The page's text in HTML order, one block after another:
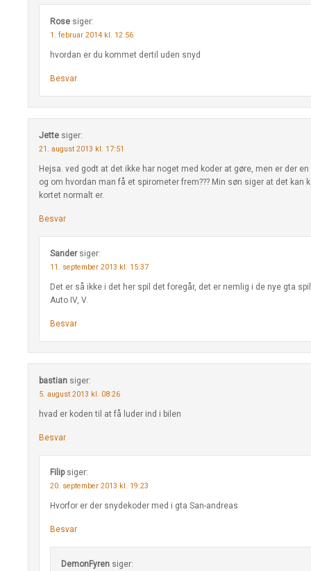
Rose siger:
1. februar 2014 kl. 12:56
hvordan er du kommet dertil uden snyd
Besvar
Jette siger:
21. august 2013 kl. 17:51
Hejsa. ved godt at det ikke har noget med koder at gøre, men er der
og om hvordan man få et spirometer frem??? Min søn siger at det kan
kortet normalt er.
Besvar
Sander siger:
11. september 2013 kl. 15:37
Det er så ikke i det her spil det foregår, det er nemlig i de nye gta
Auto IV, V.
Besvar
bastian siger:
5. august 2013 kl. 08:26
hvad er koden til at få luder ind i bilen
Besvar
Filip siger:
20. september 2013 kl. 19:23
Hvorfor er der snydekoder med i gta San-andreas
Besvar
DemonFyren siger: